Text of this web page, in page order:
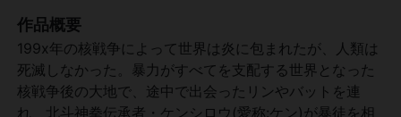
作品概要
199x年の核戦争によって世界は炎に包まれたが、人類は
死滅しなかった。暴力がすべてを支配する世界となった
核戦争後の大地で、途中で出会ったリンやバットを連
れ、北斗神拳伝承者・ケンシロウ(愛称:ケン)が暴徒を相